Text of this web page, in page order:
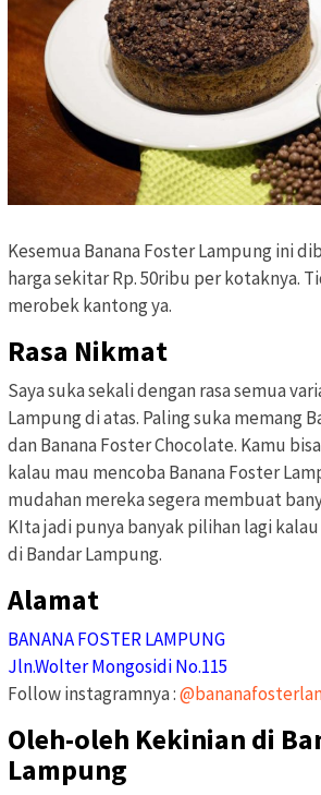
Kesemua Banana Foster Lampung ini
harga sekitar Rp. 50ribu per kotaknya.
merobek kantong ya.
Rasa Nikmat
Saya suka sekali dengan rasa semua
Lampung di atas. Paling suka memang
dan Banana Foster Chocolate. Kamu
kalau mau mencoba Banana Foster
mudahan mereka segera membuat
KIta jadi punya banyak pilihan lagi
di Bandar Lampung.
Alamat
BANANA FOSTER LAMPUNG
Jln.Wolter Mongosidi No.115
Follow instagramnya :
Oleh-oleh Kekinian di
Lampung